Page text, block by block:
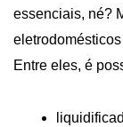
essenciais, né?
Entre eles, é